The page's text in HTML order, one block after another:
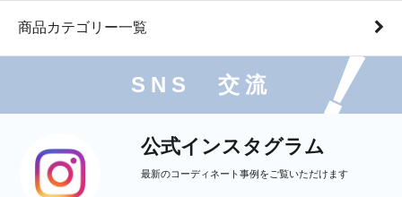
商品カテゴリー一覧
SNS 交流
公式インスタグラム
最新のコーディネート事例をご覧いただけます